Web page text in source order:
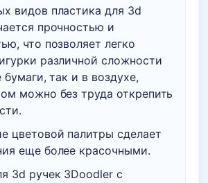
видов пластика для 3d
прочностью и
что позволяет легко
различной сложности
бумаги, так и в воздухе,
можно без труда открепить
цветовой палитры сделает
еще более красочными.
3d ручек 3Doodler с